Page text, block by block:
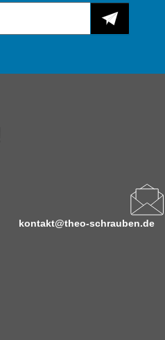
kontakt@theo-schrauben.de